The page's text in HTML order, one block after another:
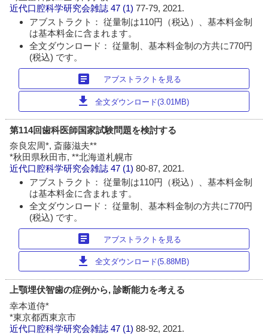
近代口腔科学研究会雑誌 47 (1)77-79, 2021.
アブストラクト： 従量制は110円（税込）、基本料金制
は基本料金に含まれます。
全文ダウンロード： 従量制、基本料金制の方共に770円
(税込) です。
article アブストラクトを見る
download 全文ダウンロード(3.01MB)
第114回歯科医師国家試験問題を検討する
奈良宏周*, 斎藤滋夫**
*秋田県秋田市, **北海道札幌市
近代口腔科学研究会雑誌 47 (1)80-87, 2021.
アブストラクト： 従量制は110円（税込）、基本料金制
は基本料金に含まれます。
全文ダウンロード： 従量制、基本料金制の方共に770円
(税込) です。
article アブストラクトを見る
download 全文ダウンロード(5.88MB)
上顎埋伏智歯の症例から, 診断能力を考える
幸本道侍*
*東京都西東京市
近代口腔科学研究会雑誌 47 (1)88-92, 2021.